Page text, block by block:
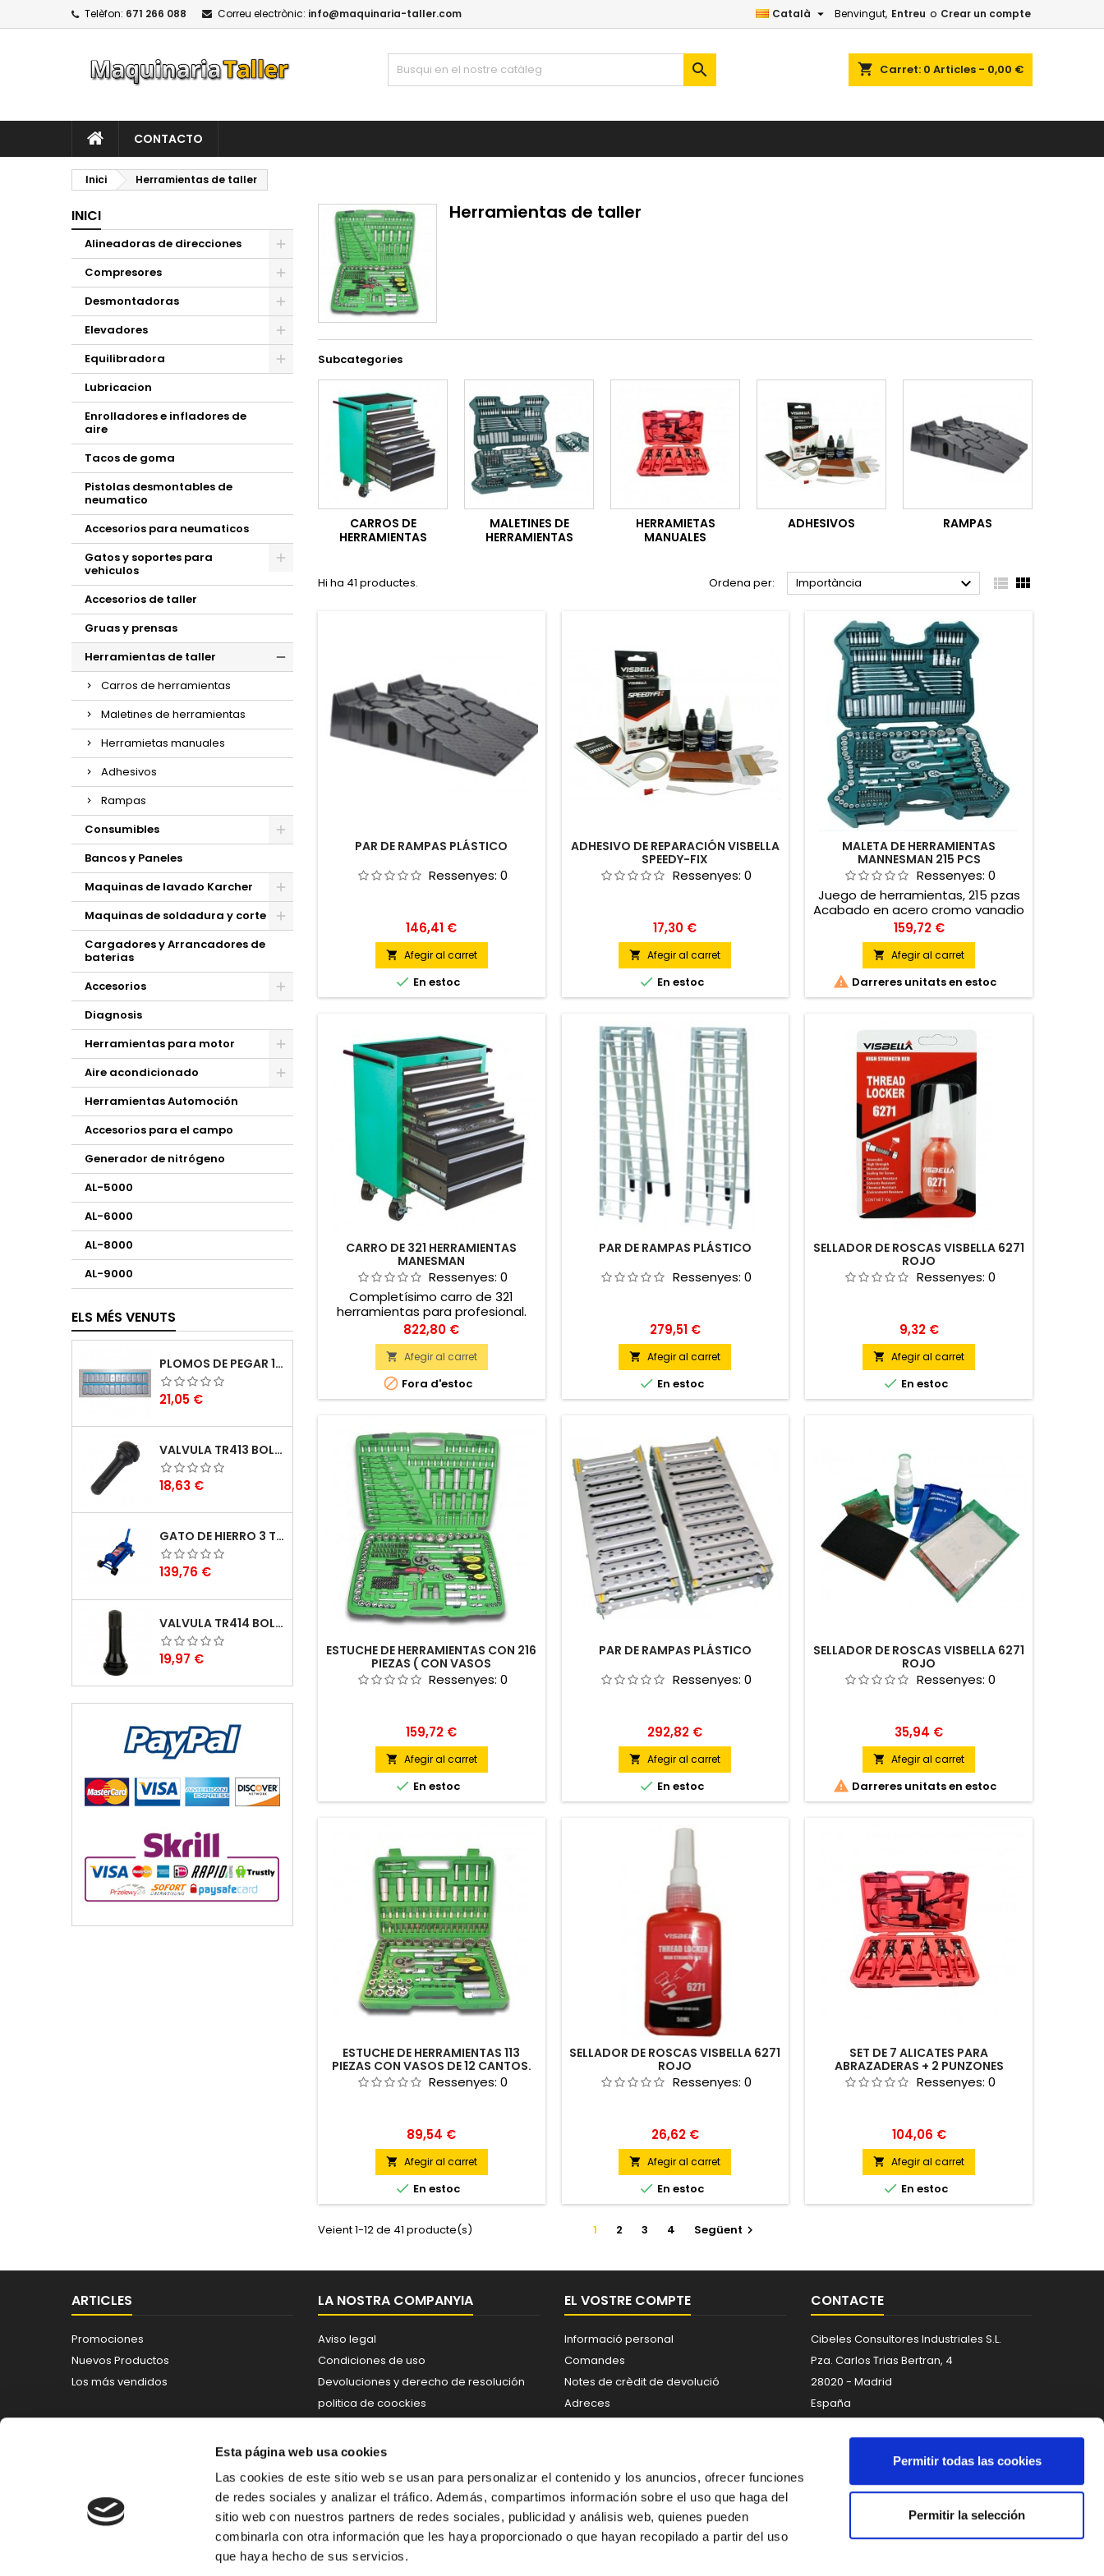
Esta página web usa cookies
Las cookies de este sitio web se usan para personalizar el contenido y los anuncios, ofrecer funciones
de redes sociales y analizar el tráfico. Además, compartimos información sobre el uso que haga del
sitio web con nuestros partners de redes sociales, publicidad y análisis web, quienes pueden
combinarla con otra información que les haya proporcionado o que hayan recopilado a partir del uso
que haya hecho de sus servicios.
Permitir todas las cookies
Permitir la selección
Telèfon: 671 266 088 Correu electrònic: info@maquinaria-taller.com Benvingut, Entreu o Crear un compte
Català 
shopping_cart Carret: 0 Articles - 0,00 €

CONTACTO
Inici Herramientas de taller
INICI
Alineadoras de direcciones
Compresores
Desmontadoras
Elevadores
Equilibradora
Lubricacion
Enrolladores e infladores de
aire
Tacos de goma
Pistolas desmontables de
neumatico
Accesorios para neumaticos
Gatos y soportes para
vehiculos
Accesorios de taller
Gruas y prensas
Herramientas de taller
Carros de herramientas
Maletines de herramientas
Herramietas manuales
Adhesivos
Rampas
Consumibles
Bancos y Paneles
Maquinas de lavado Karcher
Maquinas de soldadura y corte
Cargadores y Arrancadores de
baterias
Accesorios
Diagnosis
Herramientas para motor
Aire acondicionado
Herramientas Automoción
Accesorios para el campo
Generador de nitrógeno
AL-5000
AL-6000
AL-8000
AL-9000
ELS MÉS VENUTS
PLOMOS DE PEGAR 12UND. 5G 100PCS/CAJA
Preu
21,05 €
VALVULA TR413 BOLSA DE 100PCS
Preu
18,63 €
GATO DE HIERRO 3 TONELADAS
Preu
139,76 €
VALVULA TR414 BOLSA DE 100PCS
Preu
19,97 €
Herramientas de taller
Subcategories
CARROS DE
HERRAMIENTAS
MALETINES DE
HERRAMIENTAS
HERRAMIETAS
MANUALES
ADHESIVOS RAMPAS
Hi ha 41 productes. Ordena per: Importància   
PAR DE RAMPAS PLÁSTICO
Ressenyes:0
Preu
146,41 €
 Afegir al carret
 En estoc
ADHESIVO DE REPARACIÓN VISBELLA
SPEEDY-FIX
Ressenyes: 0
Preu
17,30 €
 Afegir al carret
 En estoc
MALETA DE HERRAMIENTAS
MANNESMAN 215 PCS
Ressenyes: 0
Juego de herramientas, 215 pzas
Acabado en acero cromo vanadio
/ acero especial Reversible 3 x 6,3
mm (1 / 4 ") + 10 mm (3 / 8?) + 12.5
mm (1 / 2 ") la unidad 38 x
hexagonal
Steckschlüsseleinsätze, CV, con
protección en los bordes:,
Preu
159,72 €
 Afegir al carret
 Darreres unitats en estoc
CARRO DE 321 HERRAMIENTAS
MANESMAN
Ressenyes:0
Completísimo carro de 321
herramientas para profesional.
Todos los útiles están incluidos y
vienen con el carro. Contiene una
completísima gama de alicates,
destornilladores, llaves fijas, vasos,
martillos y llaves inglesas, así
como llaves tipo T.
Preu
822,80 €
 Afegir al carret
 Fora d'estoc
PAR DE RAMPAS PLÁSTICO
Ressenyes: 0
Preu
279,51 €
 Afegir al carret
 En estoc
SELLADOR DE ROSCAS VISBELLA 6271
ROJO
Ressenyes: 0
Preu
9,32 €
 Afegir al carret
 En estoc
ESTUCHE DE HERRAMIENTAS CON 216
PIEZAS ( CON VASOS
HEXAGONALES)
Ressenyes:0
Preu
159,72 €
 Afegir al carret
 En estoc
PAR DE RAMPAS PLÁSTICO
Ressenyes: 0
Preu
292,82 €
 Afegir al carret
 En estoc
SELLADOR DE ROSCAS VISBELLA 6271
ROJO
Ressenyes: 0
Preu
35,94 €
 Afegir al carret
 Darreres unitats en estoc
ESTUCHE DE HERRAMIENTAS 113
PIEZAS CON VASOS DE 12 CANTOS.
Ressenyes:0
Preu
89,54 €
 Afegir al carret
 En estoc
SELLADOR DE ROSCAS VISBELLA 6271
ROJO
Ressenyes: 0
Preu
26,62 €
 Afegir al carret
 En estoc
SET DE 7 ALICATES PARA
ABRAZADERAS + 2 PUNZONES
Ressenyes: 0
Preu
104,06 €
 Afegir al carret
 En estoc
Veient 1-12 de 41 producte(s) 1 2 3 4 Següent 
ARTICLES
Promociones
Nuevos Productos
Los más vendidos
LA NOSTRA COMPANYIA
Aviso legal
Condiciones de uso
Devoluciones y derecho de resolución
politica de coockies
Contáctenos
EL VOSTRE COMPTE
Informació personal
Comandes
Notes de crèdit de devolució
Adreces
CONTACTE
Cibeles Consultores Industriales S.L.
Pza. Carlos Trias Bertran, 4
28020 - Madrid
España
BUTLLETÍ DE NOTÍCIES (NEWSLETTER)